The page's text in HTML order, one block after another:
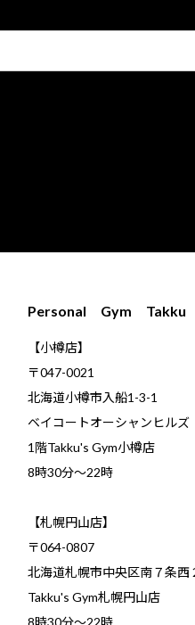
Personal Gym Takku
【小樽店】
〒047-0021
北海道小樽市入船1-3-1
ベイコートオーシャンヒルズ
1階Takku's Gym小樽店
​8時30分～22時
【札幌円山店】
〒064-0807
北海道札幌市中央区南７条西
Takku's Gym札幌円山店
8時30分～22時